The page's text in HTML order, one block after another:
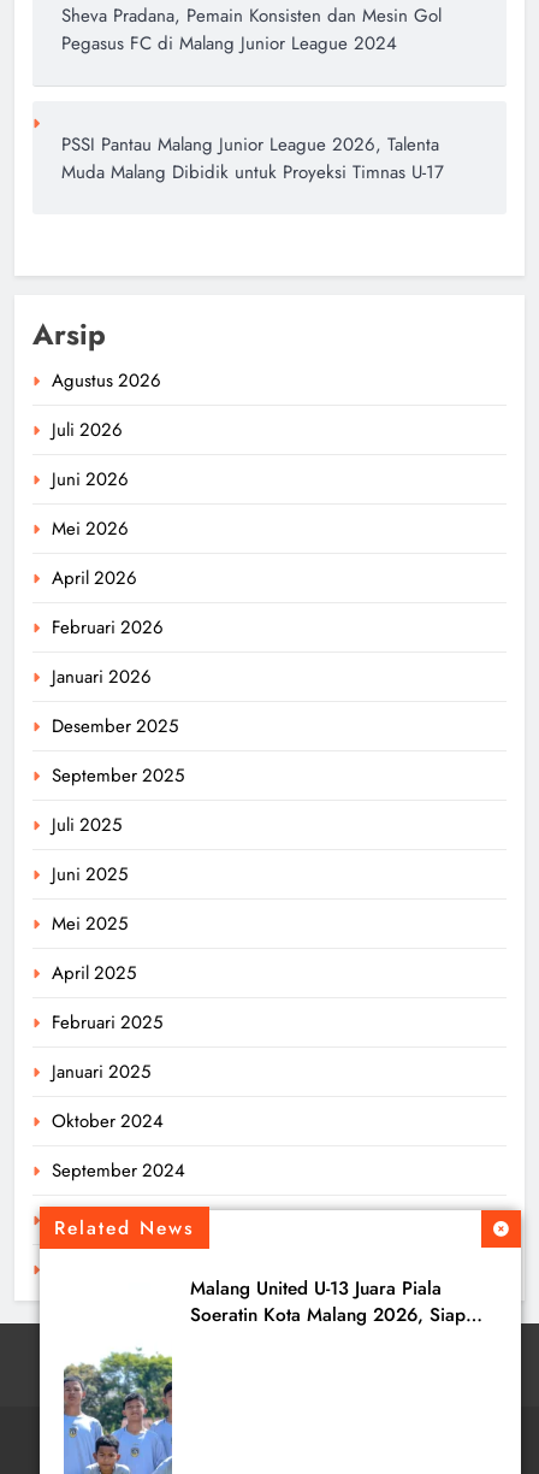
Related News
Malang United U-13 Juara Piala
Soeratin Kota Malang 2026, Siap
Sheva Pradana, Pemain Konsisten dan Mesin Gol
Pegasus FC di Malang Junior League 2024
PSSI Pantau Malang Junior League 2026, Talenta
Muda Malang Dibidik untuk Proyeksi Timnas U-17
Arsip
Agustus 2026
Juli 2026
Juni 2026
Mei 2026
April 2026
Februari 2026
Januari 2026
Desember 2025
September 2025
Juli 2025
Juni 2025
Mei 2025
April 2025
Februari 2025
Januari 2025
Oktober 2024
September 2024
Agustus 2024